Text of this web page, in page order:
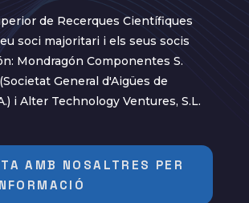
de Recerques Científiques
soci majoritari i els seus socis
Mondragón Componentes S.
General d'Aigües de
i Alter Technology Ventures, S.L.
AMB NOSALTRES PER